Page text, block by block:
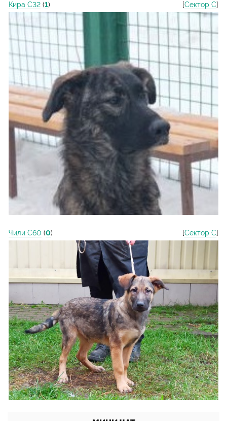
Кира С32 (1) [Сектор С]
Чили С60 (0) [Сектор С]